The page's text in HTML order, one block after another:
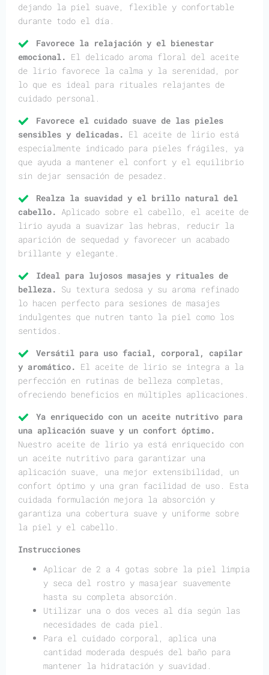
dejando la piel suave, flexible y confortable
durante todo el día.
Favorece la relajación y el bienestar
emocional. El delicado aroma floral del aceite
de lirio favorece la calma y la serenidad, por
lo que es ideal para rituales relajantes de
cuidado personal.
Favorece el cuidado suave de las pieles
sensibles y delicadas. El aceite de lirio está
especialmente indicado para pieles frágiles, ya
que ayuda a mantener el confort y el equilibrio
sin dejar sensación de pesadez.
Realza la suavidad y el brillo natural del
cabello. Aplicado sobre el cabello, el aceite de
lirio ayuda a suavizar las hebras, reducir la
aparición de sequedad y favorecer un acabado
brillante y elegante.
Ideal para lujosos masajes y rituales de
belleza. Su textura sedosa y su aroma refinado
lo hacen perfecto para sesiones de masajes
indulgentes que nutren tanto la piel como los
sentidos.
Versátil para uso facial, corporal, capilar
y aromático. El aceite de lirio se integra a la
perfección en rutinas de belleza completas,
ofreciendo beneficios en múltiples aplicaciones.
Ya enriquecido con un aceite nutritivo para
una aplicación suave y un confort óptimo.
Nuestro aceite de lirio ya está enriquecido con
un aceite nutritivo para garantizar una
aplicación suave, una mejor extensibilidad, un
confort óptimo y una gran facilidad de uso. Esta
cuidada formulación mejora la absorción y
garantiza una cobertura suave y uniforme sobre
la piel y el cabello.
Instrucciones
Aplicar de 2 a 4 gotas sobre la piel limpia
y seca del rostro y masajear suavemente
hasta su completa absorción.
Utilizar una o dos veces al día según las
necesidades de cada piel.
Para el cuidado corporal, aplica una
cantidad moderada después del baño para
mantener la hidratación y suavidad.